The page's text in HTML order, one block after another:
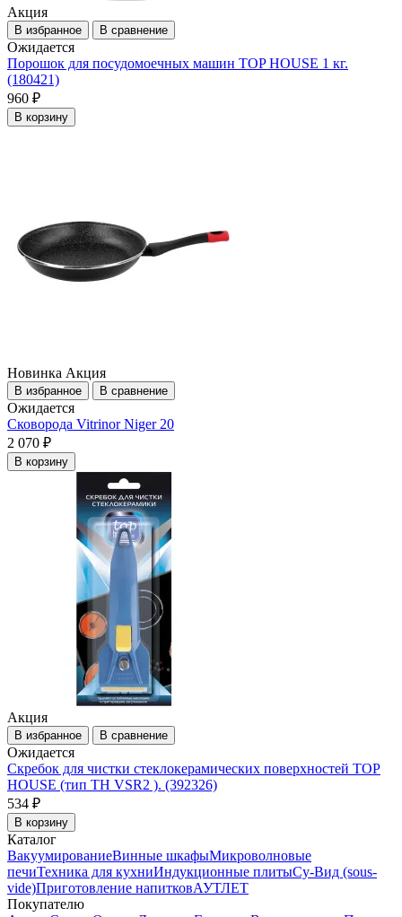
Акция
В избранное В сравнение
Ожидается
Порошок для посудомоечных машин TOP HOUSE 1 кг.
(180421)
960 ₽
В корзину
Новинка Акция
В избранное В сравнение
Ожидается
Сковорода Vitrinor Niger 20
2 070 ₽
В корзину
Акция
В избранное В сравнение
Ожидается
Скребок для чистки стеклокерамических поверхностей TOP
HOUSE (тип TH VSR2 ). (392326)
534 ₽
В корзину
Каталог
ВакуумированиеВинные шкафыМикроволновые
печиТехника для кухниИндукционные плитыСу-Вид (sous-
vide)Приготовление напитковАУТЛЕТ
Покупателю